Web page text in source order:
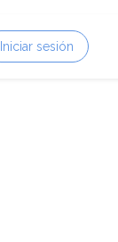
Iniciar sesión